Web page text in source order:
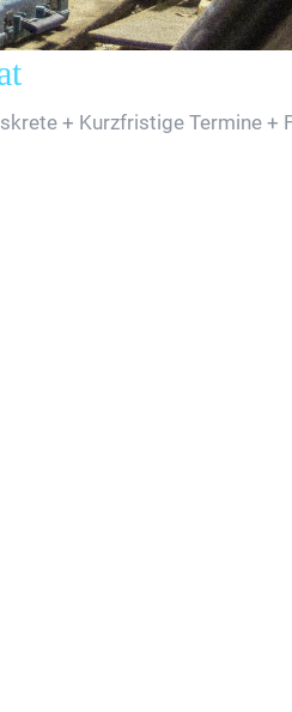
+ Kurzfristige Termine +